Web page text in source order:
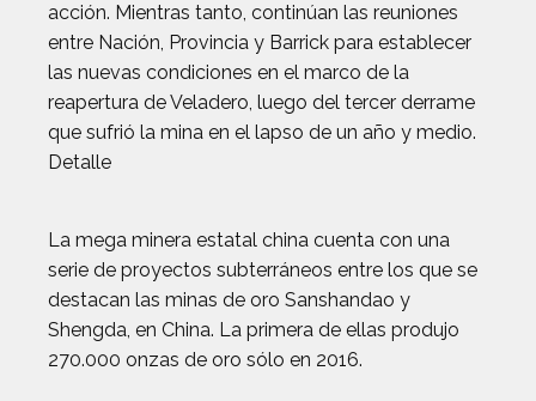
acción. Mientras tanto, continúan las reuniones
entre Nación, Provincia y Barrick para establecer
las nuevas condiciones en el marco de la
reapertura de Veladero, luego del tercer derrame
que sufrió la mina en el lapso de un año y medio.
Detalle
La mega minera estatal china cuenta con una
serie de proyectos subterráneos entre los que se
destacan las minas de oro Sanshandao y
Shengda, en China. La primera de ellas produjo
270.000 onzas de oro sólo en 2016.